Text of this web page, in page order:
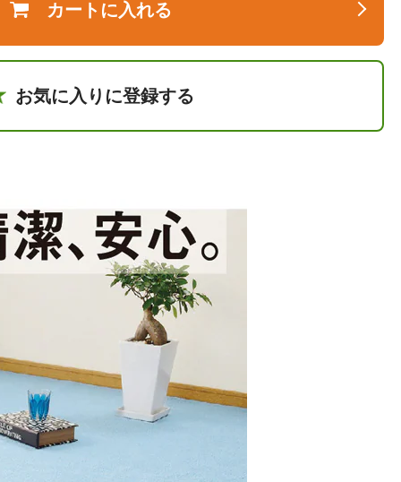
カートに入れる
お気に入りに登録する